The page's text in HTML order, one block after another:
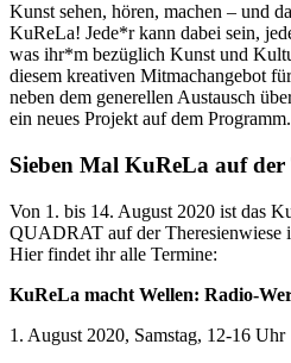
Kunst sehen, hören, machen – und
KuReLa! Jede*r kann dabei sein,
was ihr*m bezüglich Kunst und
diesem kreativen Mitmachangebot
neben dem generellen Austausch
ein neues Projekt auf dem Programm.
Sieben Mal KuReLa auf der
Von 1. bis 14. August 2020 ist das
QUADRAT auf der Theresienwiese
Hier findet ihr alle Termine:
KuReLa macht Wellen: Radio-
1. August 2020, Samstag, 12-16 Uhr